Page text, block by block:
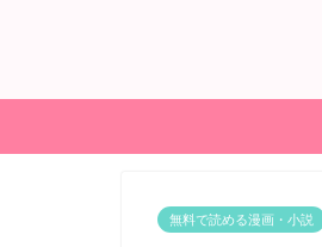
無料で読める漫画・小説